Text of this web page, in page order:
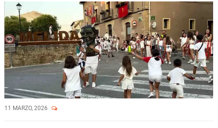
11 MARZO, 2026